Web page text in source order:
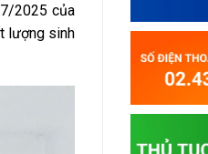
2025 của
lượng sinh